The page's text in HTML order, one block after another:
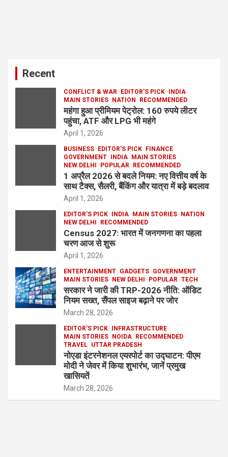
Recent
CONFLICT & WAR EDITOR'S PICK
INDIA
MAIN STORIES
NATION RECOMMENDED
महंगा हुआ प्रीमियम पेट्रोल: 160 रुपये लीटर
पहुंचा, ATF और LPG भी महंगे
April 1, 2026
BUSINESS EDITOR'S PICK
FINANCE
GOVERNMENT
INDIA
MAIN STORIES
NEW DELHI
POPULAR RECOMMENDED
1 अप्रैल 2026 से बदले नियम: नए वित्तीय वर्ष के
साथ टैक्स, सैलरी, बैंकिंग और यात्रा में बड़े बदलाव
April 1, 2026
EDITOR'S PICK INDIA MAIN STORIES
NATION
NEW DELHI
RECOMMENDED
Census 2027: भारत में जनगणना का पहला
चरण आज से शुरू
April 1, 2026
ENTERTAINMENT GADGETS GOVERNMENT
MAIN STORIES
NEW DELHI POPULAR TECH
सरकार ने जारी की TRP-2026 नीति: ऑडिट
नियम सख्त, सैंपल साइज बढ़ाने पर जोर
March 28, 2026
EDITOR'S PICK
INFRASTRUCTURE
MAIN STORIES
NOIDA
RECOMMENDED
TRAVEL UTTAR PRADESH
नोएडा इंटरनेशनल एयरपोर्ट का उद्घाटन: पीएम
मोदी ने जेवर में किया शुभारंभ, जानें प्रमुख
खासियतें
March 28, 2026